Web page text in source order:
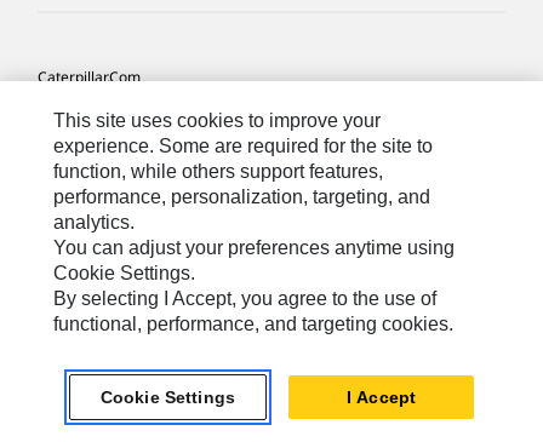
Caterpillar.com
Caterpillar Müşteri Hizmetleri Ve Iletişim
Site Haritası
Cookie Settings
Yasal
Gizlilik
Africa, Middle East ‧ Türk© 2026 Caterpillar. Tüm Hakları Saklıdır.
This site uses cookies to improve your
experience. Some are required for the site to
function, while others support features,
performance, personalization, targeting, and
analytics.
You can adjust your preferences anytime using
Cookie Settings.
By selecting I Accept, you agree to the use of
functional, performance, and targeting cookies.
Cookie Settings I Accept